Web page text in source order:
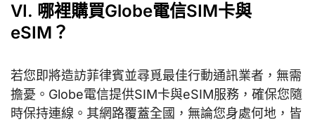
VI. 哪裡購買Globe電信SIM卡與
eSIM？
​​若您即將造訪菲律賓並尋覓最佳行動通訊業者，無需
擔憂。Globe電信提供SIM卡與eSIM服務，確保您隨
時保持連線。其網路覆蓋全國，無論您身處何地，皆